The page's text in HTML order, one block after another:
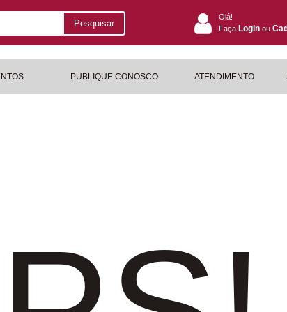
Pesquisar
Olá!
Faça Login ou
PUBLIQUE CONOSCO ATENDIMENTO